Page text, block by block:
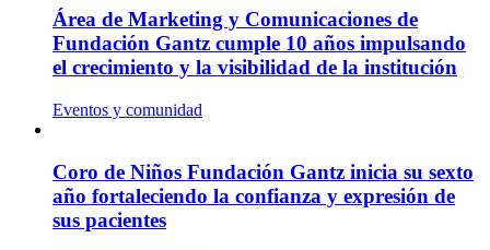
Área de Marketing y Comunicaciones de
Fundación Gantz cumple 10 años impulsando
el crecimiento y la visibilidad de la institución
Eventos y comunidad
Coro de Niños Fundación Gantz inicia su sexto
año fortaleciendo la confianza y expresión de
sus pacientes